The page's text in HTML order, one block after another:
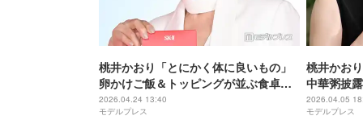
桃井かおり「とにかく体に良いもの」
卵かけご飯＆トッピングが並ぶ食卓披
露「旅館の朝ごはんみたいで凄い」
「健康的」
2026.04.24 13:40
モデルプレス
桃井かお
中華粥披
的」「器
2026.04.05
モデルプレス